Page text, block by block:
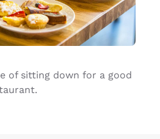
of sitting down for a good